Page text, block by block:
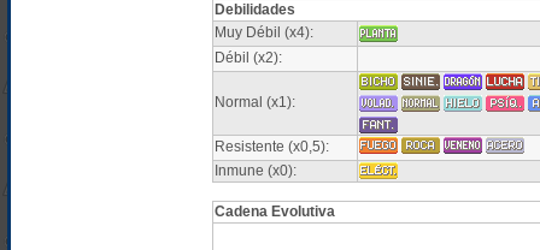
Debilidades
Muy Débil (x4):
Débil (x2):
Normal (x1):
Resistente (x0,5):
Inmune (x0):
Cadena Evolutiva